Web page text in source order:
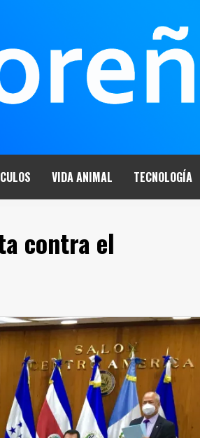
VIDA ANIMAL TECNOLOGÍA
contra el